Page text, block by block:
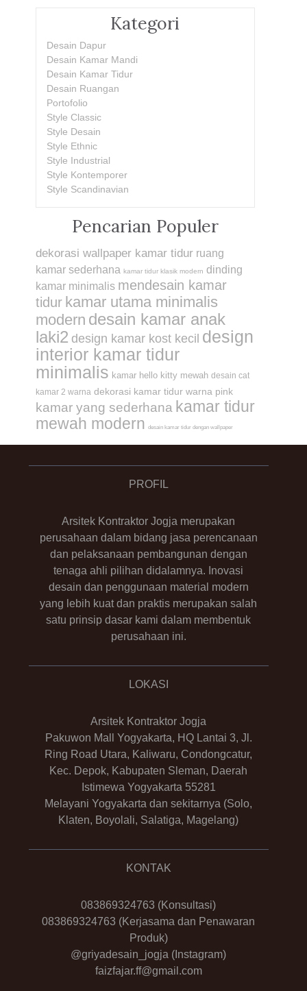
Kategori
Desain Dapur
Desain Kamar Mandi
Desain Kamar Tidur
Desain Ruangan
Portofolio
Style Classic
Style Desain
Style Ethnic
Style Industrial
Style Kontemporer
Style Scandinavian
Pencarian Populer
dekorasi wallpaper kamar tidur ruang
kamar sederhana kamar tidur klasik modern dinding
kamar minimalis mendesain kamar
tidur kamar utama minimalis
modern desain kamar anak
laki2 design kamar kost kecil design
interior kamar tidur
minimalis kamar hello kitty mewah desain cat
kamar 2 warna dekorasi kamar tidur warna pink
kamar yang sederhana kamar tidur
mewah modern desain kamar tidur dengan wallpaper
PROFIL
Arsitek Kontraktor Jogja merupakan
perusahaan dalam bidang jasa perencanaan
dan pelaksanaan pembangunan dengan
tenaga ahli pilihan didalamnya. Inovasi
desain dan penggunaan material modern
yang lebih kuat dan praktis merupakan salah
satu prinsip dasar kami dalam membentuk
perusahaan ini.
LOKASI
Arsitek Kontraktor Jogja
Pakuwon Mall Yogyakarta, HQ Lantai 3, Jl.
Ring Road Utara, Kaliwaru, Condongcatur,
Kec. Depok, Kabupaten Sleman, Daerah
Istimewa Yogyakarta 55281
Melayani Yogyakarta dan sekitarnya (Solo,
Klaten, Boyolali, Salatiga, Magelang)
KONTAK
083869324763 (Konsultasi)
083869324763 (Kerjasama dan Penawaran
Produk)
@griyadesain_jogja (Instagram)
faizfajar.ff@gmail.com